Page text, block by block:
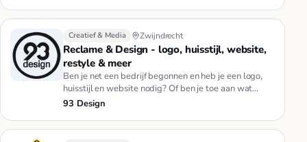
Creatief & Media Zwijndrecht
Reclame & Design - logo, huisstijl, website,
restyle & meer
Ben je net een bedrijf begonnen en heb je een logo,
huisstijl en website nodig? Of ben je toe aan wat
nieuws? Dan ben ik…
93 Design